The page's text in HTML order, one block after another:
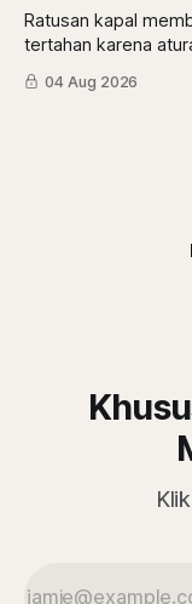
Ratusan kapal
tertahan karena
Kini, semua
saham yang
04 Aug 2026